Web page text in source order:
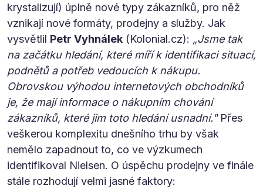
krystalizují) úplně nové typy zákazníků, pro něž
vznikají nové formáty, prodejny a služby. Jak
vysvětlil Petr Vyhnálek (Kolonial.cz): „Jsme tak
na začátku hledání, které míří k identifikaci situací,
podnětů a potřeb vedoucích k nákupu.
Obrovskou výhodou internetových obchodníků
je, že mají informace o nákupním chování
zákazníků, které jim toto hledání usnadní."Přes
veškerou komplexitu dnešního trhu by však
nemělo zapadnout to, co ve výzkumech
identifikoval Nielsen. O úspěchu prodejny ve finále
stále rozhodují velmi jasné faktory: